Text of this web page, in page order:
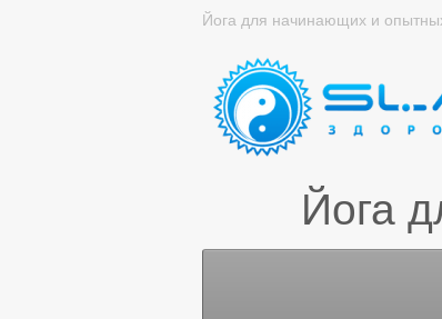
Йога для начинающих и
Йога